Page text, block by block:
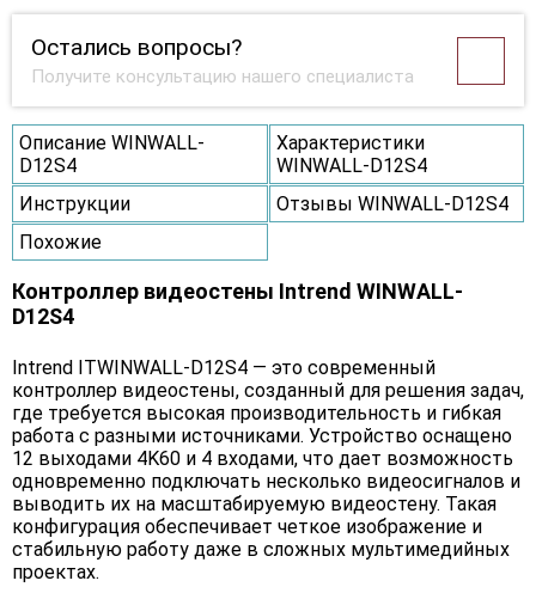
Остались вопросы?
Получите консультацию нашего специалиста
Описание WINWALL-
D12S4
Характеристики
WINWALL-D12S4
Инструкции
Отзывы WINWALL-D12S4
Похожие
Контроллер видеостены Intrend WINWALL-
D12S4
Intrend ITWINWALL-D12S4 — это современный
контроллер видеостены, созданный для решения задач,
где требуется высокая производительность и гибкая
работа с разными источниками. Устройство оснащено
12 выходами 4K60 и 4 входами, что дает возможность
одновременно подключать несколько видеосигналов и
выводить их на масштабируемую видеостену. Такая
конфигурация обеспечивает четкое изображение и
стабильную работу даже в сложных мультимедийных
проектах.